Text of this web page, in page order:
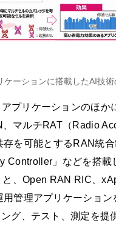
ケーションに搭載したAI技術
プリケーションのほか
マルチRAT（Radio
存を可能とするRAN統
Controller」などを搭載
と、Open RAN RIC、
管理アプリケーション
グ、テスト、測定を提